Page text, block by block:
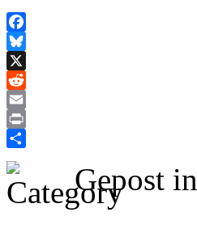
Facebook
Bluesky
X
Reddit
Email
Print
Gepost in